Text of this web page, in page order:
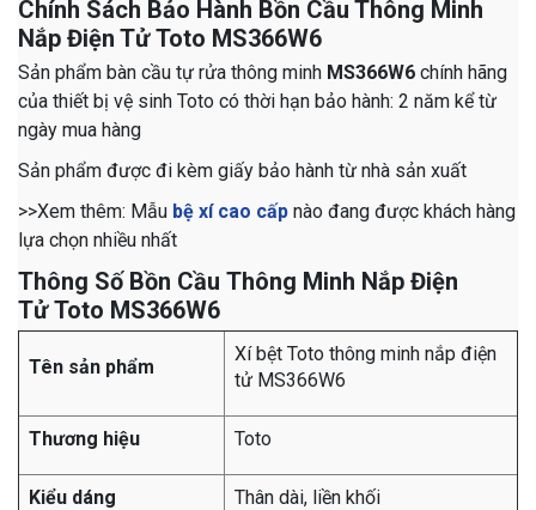
Chính Sách Bảo Hành Bồn Cầu Thông Minh
Nắp Điện Tử Toto MS366W6
Sản phẩm bàn cầu tự rửa thông minh MS366W6 chính hãng
của thiết bị vệ sinh Toto có thời hạn bảo hành: 2 năm kể từ
ngày mua hàng
Sản phẩm được đi kèm giấy bảo hành từ nhà sản xuất
>>Xem thêm: Mẫu bệ xí cao cấp nào đang được khách hàng
lựa chọn nhiều nhất
Thông Số Bồn Cầu Thông Minh Nắp Điện
Tử Toto MS366W6
Tên sản phẩm
Xí bệt Toto thông minh nắp điện
tử MS366W6
Thương hiệu Toto
Kiểu dáng Thân dài, liền khối